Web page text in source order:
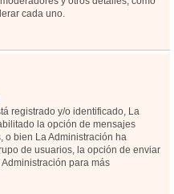
cada uno.
registrado y/o identificado, La
la opción de mensajes
o bien La Administración ha
de usuarios, la opción de enviar
para más